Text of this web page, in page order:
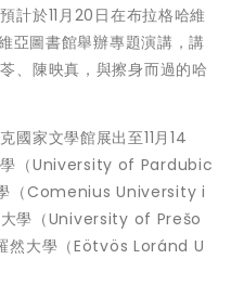
計於11月20日在布拉格哈維
亞圖書館舉辦專題演講，講
、陳映真，與擦身而過的哈
國家文學館展出至11月14
學（University of Pardubic
（Comenius University i
學（University of Prešo
然大學（Eötvös Loránd U